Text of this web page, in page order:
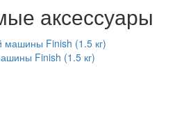
аксессуары
Finish (1.5 кг)